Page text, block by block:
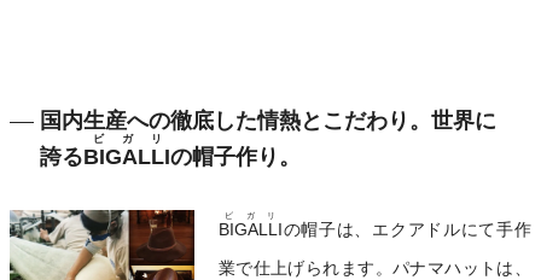
国内生産への徹底した情熱とこだわり。世界に
誇るBIGALLI
ビガリ
の帽子作り。
BIGALLI
ビガリ
の帽子は、エクアドルにて手作
業で仕上げられます。パナマハットは、